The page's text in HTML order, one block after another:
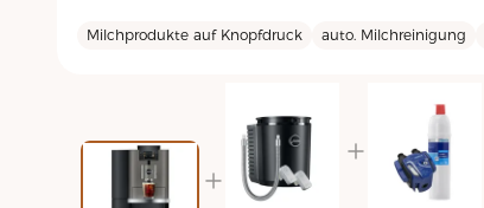
Milchprodukte auf Knopfdruck auto. Milchreinigung